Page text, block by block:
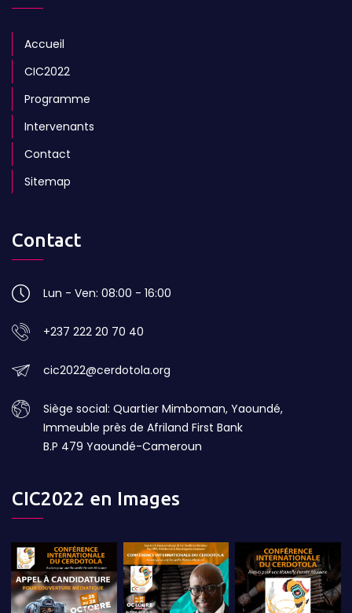
Accueil
CIC2022
Programme
Intervenants
Contact
Sitemap
Contact
Lun - Ven: 08:00 - 16:00
+237 222 20 70 40
cic2022@cerdotola.org
Siège social: Quartier Mimboman, Yaoundé,
Immeuble près de Afriland First Bank
B.P 479 Yaoundé-Cameroun
CIC2022 en Images